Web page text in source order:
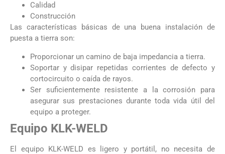
Calidad
Construcción
Las características básicas de una buena instalación de
puesta a tierra son:
Proporcionar un camino de baja impedancia a tierra.
Soportar y disipar repetidas corrientes de defecto y
cortocircuito o caída de rayos.
Ser suficientemente resistente a la corrosión para
asegurar sus prestaciones durante toda vida útil del
equipo a proteger.
Equipo KLK-WELD
El equipo KLK-WELD es ligero y portátil, no necesita de